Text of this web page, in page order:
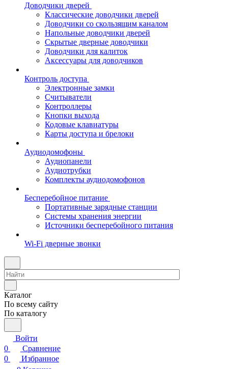
Доводчики дверей
Классические доводчики дверей
Доводчики со скользящим каналом
Напольные доводчики дверей
Скрытые дверные доводчики
Доводчики для калиток
Аксессуары для доводчиков
Контроль доступа
Электронные замки
Считыватели
Контроллеры
Кнопки выхода
Кодовые клавиатуры
Карты доступа и брелоки
Аудиодомофоны
Аудиопанели
Аудиотрубки
Комплекты аудиодомофонов
Бесперебойное питание
Портативные зарядные станции
Системы хранения энергии
Источники бесперебойного питания
Wi-Fi дверные звонки
Каталог
По всему сайту
По каталогу
Войти
0
Сравнение
0
Избранное